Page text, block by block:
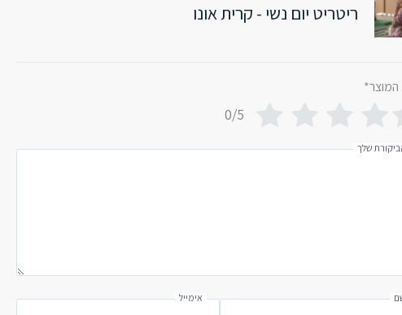
ריטריט יום נשי - קרית אונו
המוצר*
0/5
שלך
אימייל